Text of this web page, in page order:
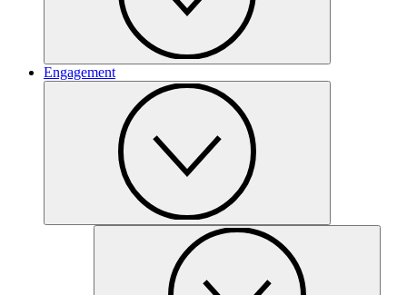
Engagement